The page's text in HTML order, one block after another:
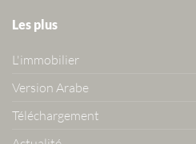
Les plus
L'immobilier
Version Arabe
Téléchargement